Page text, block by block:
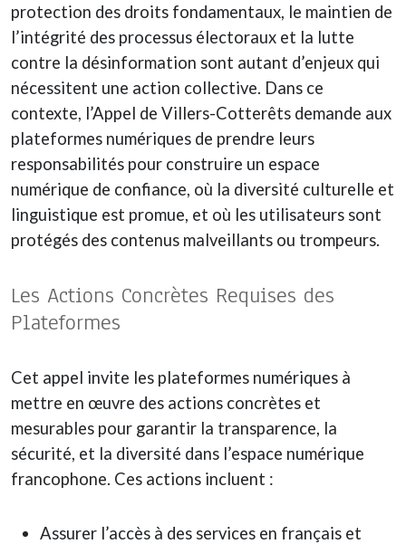
protection des droits fondamentaux, le maintien de
l’intégrité des processus électoraux et la lutte
contre la désinformation sont autant d’enjeux qui
nécessitent une action collective. Dans ce
contexte, l’Appel de Villers-Cotterêts demande aux
plateformes numériques de prendre leurs
responsabilités pour construire un espace
numérique de confiance, où la diversité culturelle et
linguistique est promue, et où les utilisateurs sont
protégés des contenus malveillants ou trompeurs.
Les Actions Concrètes Requises des
Plateformes
Cet appel invite les plateformes numériques à
mettre en œuvre des actions concrètes et
mesurables pour garantir la transparence, la
sécurité, et la diversité dans l’espace numérique
francophone. Ces actions incluent :
Assurer l’accès à des services en français et